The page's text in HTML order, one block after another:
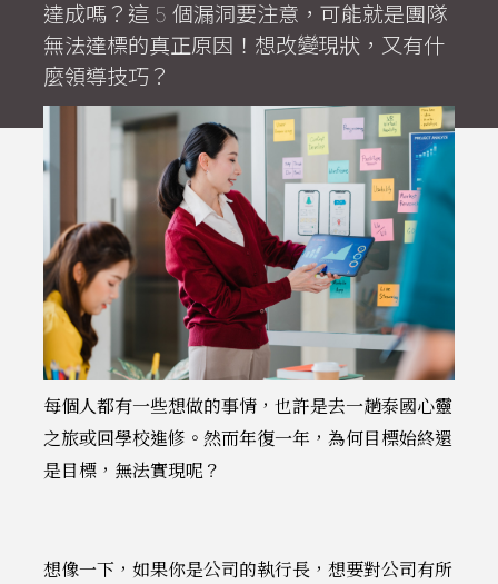
達成嗎？這 5 個漏洞要注意，可能就是團隊
無法達標的真正原因！想改變現狀，又有什
麼領導技巧？
每個人都有一些想做的事情，也許是去一趟泰國心靈
之旅或回學校進修。然而年復一年，為何目標始終還
是目標，無法實現呢？
想像一下，如果你是公司的執行長，想要對公司有所